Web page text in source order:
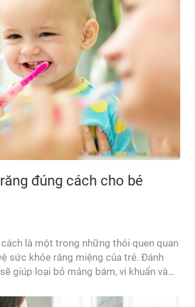
đúng cách cho bé
là một trong những thói quen quan
sức khỏe răng miệng của trẻ. Đánh
giúp loại bỏ mảng bám, vi khuẩn và
miệng khác. 1. Chọn bàn chải và